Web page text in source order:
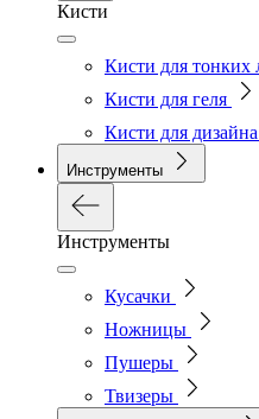
Кисти
Кисти для тонких
Кисти для геля
Кисти для дизайна
Инструменты
Инструменты
Кусачки
Ножницы
Пушеры
Твизеры